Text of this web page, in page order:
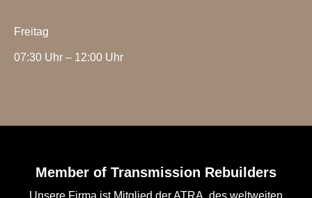
Freitag
07:30 Uhr – 12:00 Uhr
Member of Transmission Rebuilders
Unsere Firma ist Mitglied der ATRA, des weltweiten